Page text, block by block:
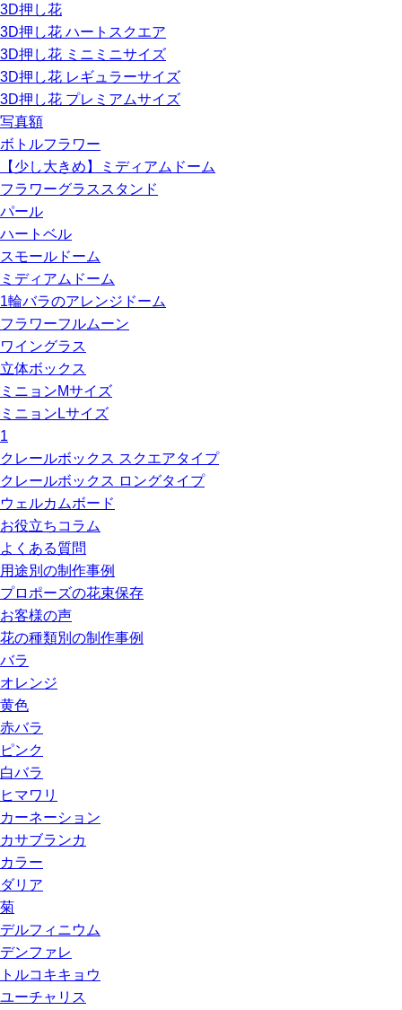
3D押し花
3D押し花 ハートスクエア
3D押し花 ミニミニサイズ
3D押し花 レギュラーサイズ
3D押し花 プレミアムサイズ
写真額
ボトルフラワー
【少し大きめ】ミディアムドーム
フラワーグラススタンド
パール
ハートベル
スモールドーム
ミディアムドーム
1輪バラのアレンジドーム
フラワーフルムーン
ワイングラス
立体ボックス
ミニョンMサイズ
ミニョンLサイズ
1
クレールボックス スクエアタイプ
クレールボックス ロングタイプ
ウェルカムボード
お役立ちコラム
よくある質問
用途別の制作事例
プロポーズの花束保存
お客様の声
花の種類別の制作事例
バラ
オレンジ
黄色
赤バラ
ピンク
白バラ
ヒマワリ
カーネーション
カサブランカ
カラー
ダリア
菊
デルフィニウム
デンファレ
トルコキキョウ
ユーチャリス